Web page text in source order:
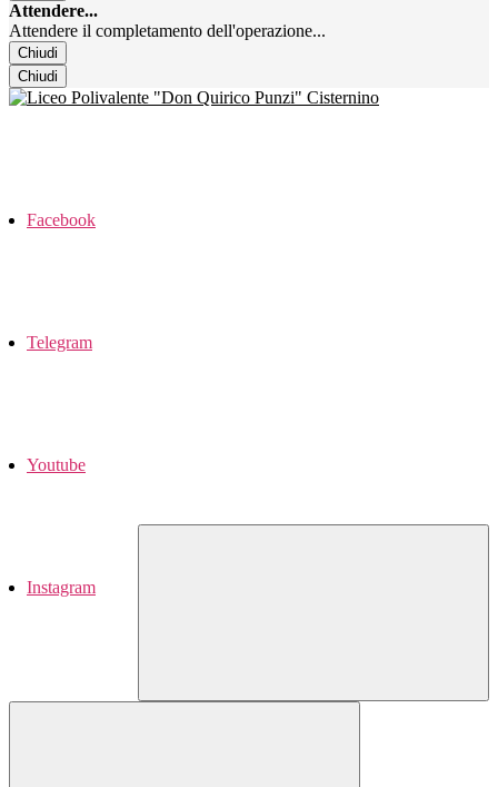
Attendere...
Attendere il completamento dell'operazione...
Chiudi
Chiudi
Facebook
Telegram
Youtube
Instagram